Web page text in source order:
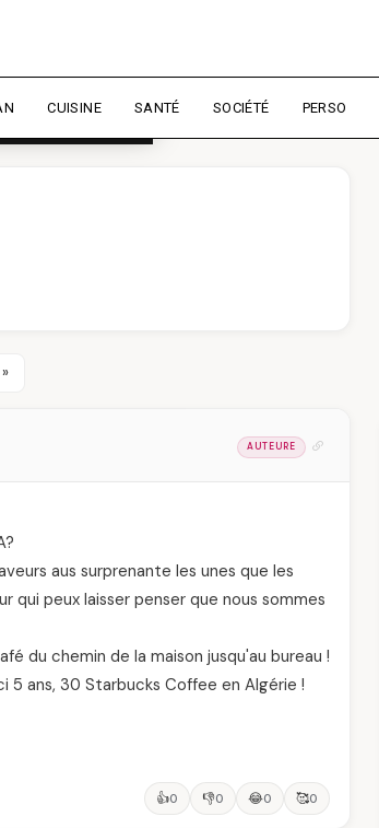
CUISINE SANTÉ SOCIÉTÉ PERSO
»
AUTEURE
aus surprenante les unes que les
peux laisser penser que nous sommes
du chemin de la maison jusqu'au bureau !
5 ans, 30 Starbucks Coffee en Algérie !
👍0 👎0 😂0 🥰0